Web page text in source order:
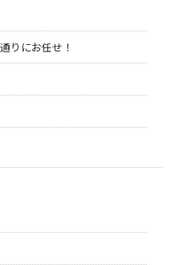
りにお任せ！